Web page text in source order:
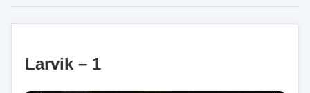
Larvik – 1